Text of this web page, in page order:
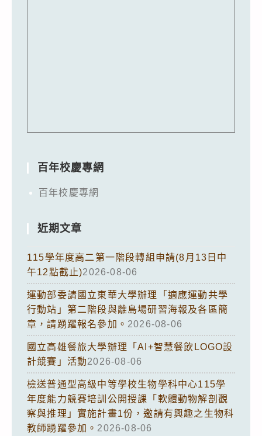
百年校慶專網
百年校慶專網
近期文章
115學年度高二第一階段轉組申請(8月13日中
午12點截止)2026-08-06
運動部委請國立東華大學辦理「適應運動共學
行動站」第二階段與離島場研習海報及各區簡
章，請踴躍報名參加。 2026-08-06
國立高雄餐旅大學辦理「AI+智慧餐飲LOGO設
計競賽」活動2026-08-06
檢送普通型高級中等學校生物學科中心115學
年度能力競賽培訓公開授課「軟體動物解剖觀
察與推理」實施計畫1份，邀請有興趣之生物科
教師踴躍參加。 2026-08-06